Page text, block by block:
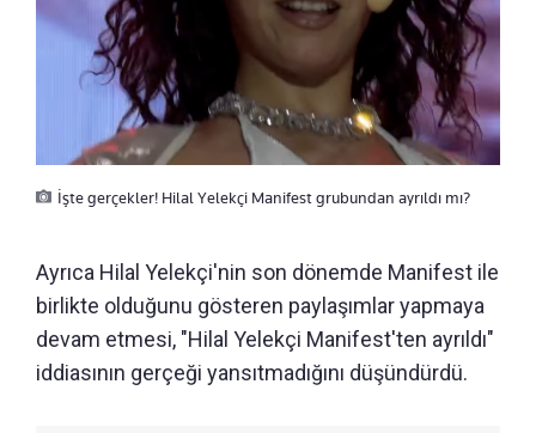
İşte gerçekler! Hilal Yelekçi Manifest grubundan ayrıldı mı?
Ayrıca Hilal Yelekçi'nin son dönemde Manifest ile
birlikte olduğunu gösteren paylaşımlar yapmaya
devam etmesi, "Hilal Yelekçi Manifest'ten ayrıldı"
iddiasının gerçeği yansıtmadığını düşündürdü.